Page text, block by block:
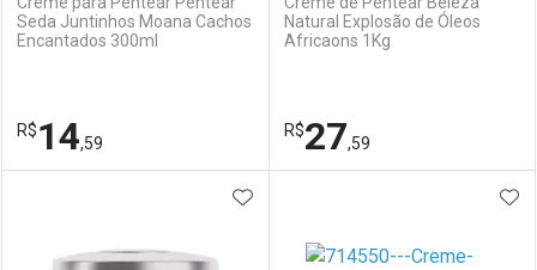
Comprar sem Desconto
Por R$ 23,59/cada
Por R$ 23,59/cada
Ativar Desconto
Comprar sem Desconto
Por R$ 32,29/cada
Por R$ 32,29/cada
Seda Juntinhos Moana Cachos
Encantados 300ml
R$14,59
Natural Explosão de Óleos
Africaons 1Kg
R$27,59
ADICIONAR AOS FAVORITOS